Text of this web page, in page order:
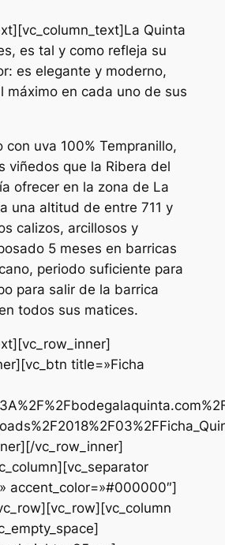
Quinta
es tal y como refleja su
es elegante y moderno,
máximo en cada uno de sus
con uva 100% Tempranillo,
viñedos que la Ribera del
ofrecer en la zona de La
una altitud de entre 711 y
calizos, arcillosos y
5 meses en barricas
periodo suficiente para
para salir de la barrica
todos sus matices.
title=»Ficha
vc_row_inner]
accent_color=»#000000″]